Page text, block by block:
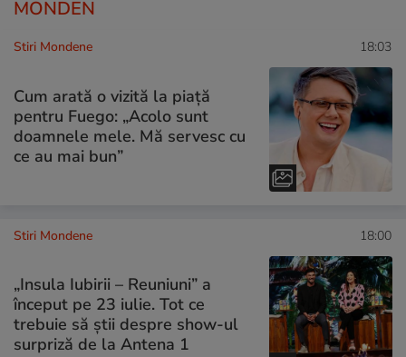
MONDEN
Stiri Mondene 18:03
Cum arată o vizită la piață
pentru Fuego: „Acolo sunt
doamnele mele. Mă servesc cu
ce au mai bun”
Stiri Mondene 18:00
„Insula Iubirii – Reuniuni” a
început pe 23 iulie. Tot ce
trebuie să știi despre show-ul
surpriză de la Antena 1